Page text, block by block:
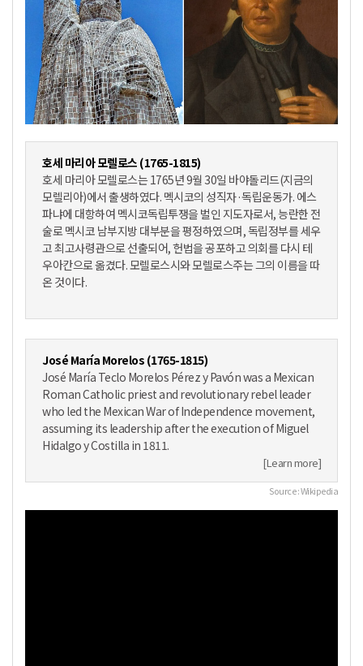
호세 마리아 모렐로스 (1765-1815)
호세 마리아 모렐로스는 1765년 9월 30일 바야돌리드(지금의
모렐리아)에서 출생하였다. 멕시코의 성직자·독립운동가. 에스
파냐에 대항하여 멕시코독립투쟁을 벌인 지도자로서, 능란한 전
술로 멕시코 남부지방 대부분을 평정하였으며, 독립정부를 세우
고 최고사령관으로 선출되어, 헌법을 공포하고 의회를 다시 테
우아칸으로 옮겼다. 모렐로스시와 모렐로스주는 그의 이름을 따
온 것이다.
José María Morelos (1765-1815)
José María Teclo Morelos Pérez y Pavón was a Mexican
Roman Catholic priest and revolutionary rebel leader
who led the Mexican War of Independence movement,
assuming its leadership after the execution of Miguel
Hidalgo y Costilla in 1811.
[Learn more]
Source : Wikipedia